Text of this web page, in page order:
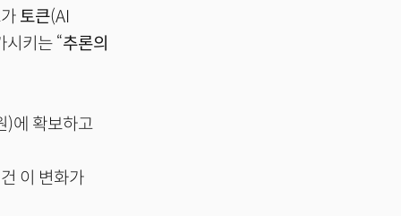
토큰(AI
키는 “추론의
)에 확보하고
이 변화가